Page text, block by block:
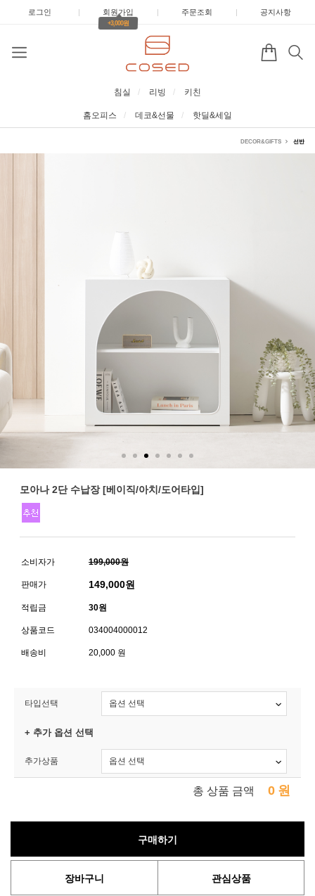
로그인 | 회원가입 |
+3,000원
주문조회 | 공지사항
침실 리빙 키친
홈오피스 데코&선물 핫딜&세일
DECOR&GIFTS 선반
모아나 2단 수납장 [베이직/아치/도어타입]
소비자가 199,000원
판매가 149,000원
적립금 30원
상품코드 034004000012
배송비 20,000 원
타입선택
+ 추가 옵션 선택
추가상품
총 상품 금액 0 원
구매하기
장바구니 관심상품